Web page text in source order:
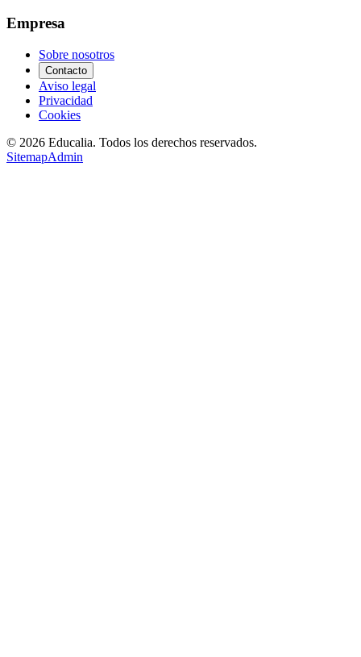
Empresa
Sobre nosotros
Contacto
Aviso legal
Privacidad
Cookies
© 2026 Educalia. Todos los derechos reservados.
SitemapAdmin